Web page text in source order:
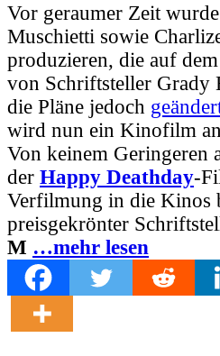
Vor geraumer Zeit
Muschietti sowie
produzieren, die auf
von Schriftsteller Grady
die Pläne jedoch
wird nun ein Kinofilm
Von keinem Geringeren
der Happy Deathday-
Verfilmung in die Kinos
preisgekrönter
M …mehr lesen